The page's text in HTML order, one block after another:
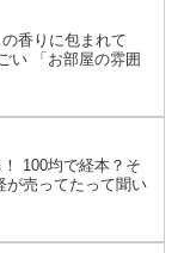
香りに包まれて
い 「お部屋の雰囲
100均で経本？そ
が売ってたって聞い